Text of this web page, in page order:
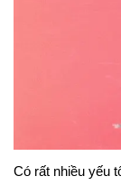
Có rất nhiều yếu